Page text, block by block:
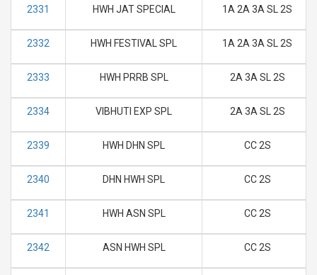
2331 HWH JAT SPECIAL 1A 2A 3A SL 2S
2332 HWH FESTIVAL SPL 1A 2A 3A SL 2S
2333 HWH PRRB SPL 2A 3A SL 2S
2334 VIBHUTI EXP SPL 2A 3A SL 2S
2339 HWH DHN SPL CC 2S
2340 DHN HWH SPL CC 2S
2341 HWH ASN SPL CC 2S
2342 ASN HWH SPL CC 2S